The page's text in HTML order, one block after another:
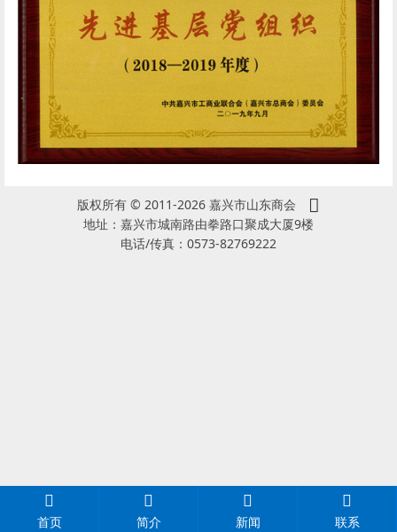
版权所有 © 2011-2026 嘉兴市山东商会
地址：嘉兴市城南路由拳路口聚成大厦9楼
电话/传真：0573-82769222
首页 简介 新闻 联系